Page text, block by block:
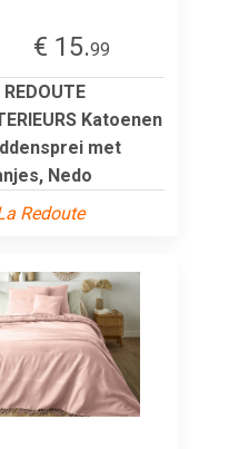
€ 15.99
REDOUTE
Katoenen
met
Nedo
Redoute